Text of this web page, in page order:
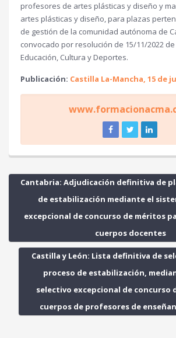
profesores de artes plásticas y diseño y
artes plásticas y diseño, para plazas
de gestión de la comunidad autónoma de
convocado por resolución de 15/11/2022
Educación, Cultura y Deportes.
Publicación: Castilla La-Mancha, 15 de
Cantabria: Adjudicación definitiva de
de estabilización mediante el
excepcional de concurso de méritos
cuerpos docentes
Castilla y León: Lista definitiva de
proceso de estabilización,
selectivo excepcional de concurso
cuerpos de profesores de